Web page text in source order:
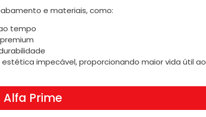
e materiais, como:
tempo
impecável, proporcionando maior vida útil ao
Prime